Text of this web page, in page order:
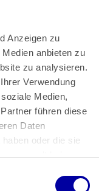
Anzeigen zu
anbieten zu
zu analysieren.
Verwendung
Medien,
führen diese
Daten
oder die sie
haben.